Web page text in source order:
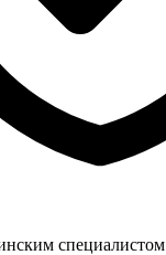
специалистом